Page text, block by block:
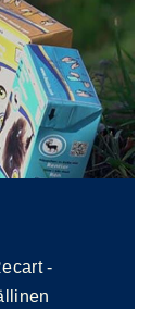
-